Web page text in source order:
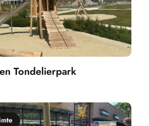
Tondelierpark